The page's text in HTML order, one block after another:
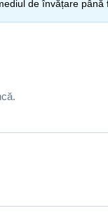
de învățare până